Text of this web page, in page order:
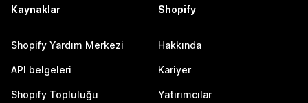
Kaynaklar
Shopify Yardım Merkezi
API belgeleri
Shopify Topluluğu
Shopify
Hakkında
Kariyer
Yatırımcılar